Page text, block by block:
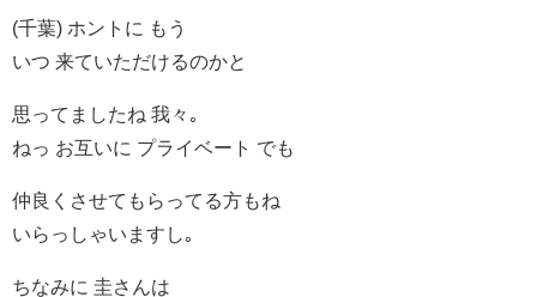
(千葉) ホントに もう
いつ 来ていただけるのかと
思ってましたね 我々｡
ねっ お互いに プライベート でも
仲良くさせてもらってる方もね
いらっしゃいますし｡
ちなみに 圭さんは